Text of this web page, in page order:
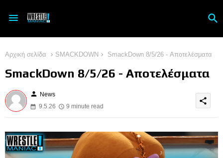
Αρχική σελίδα SMACKDOWN SmackDown 8/5/26 - Αποτελέσματα
SmackDown 8/5/26 - Αποτελέσματα
person News
9.5.26
9 minute read
share